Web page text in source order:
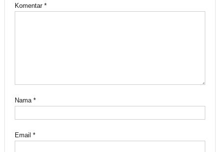
Komentar *
Nama *
Email *